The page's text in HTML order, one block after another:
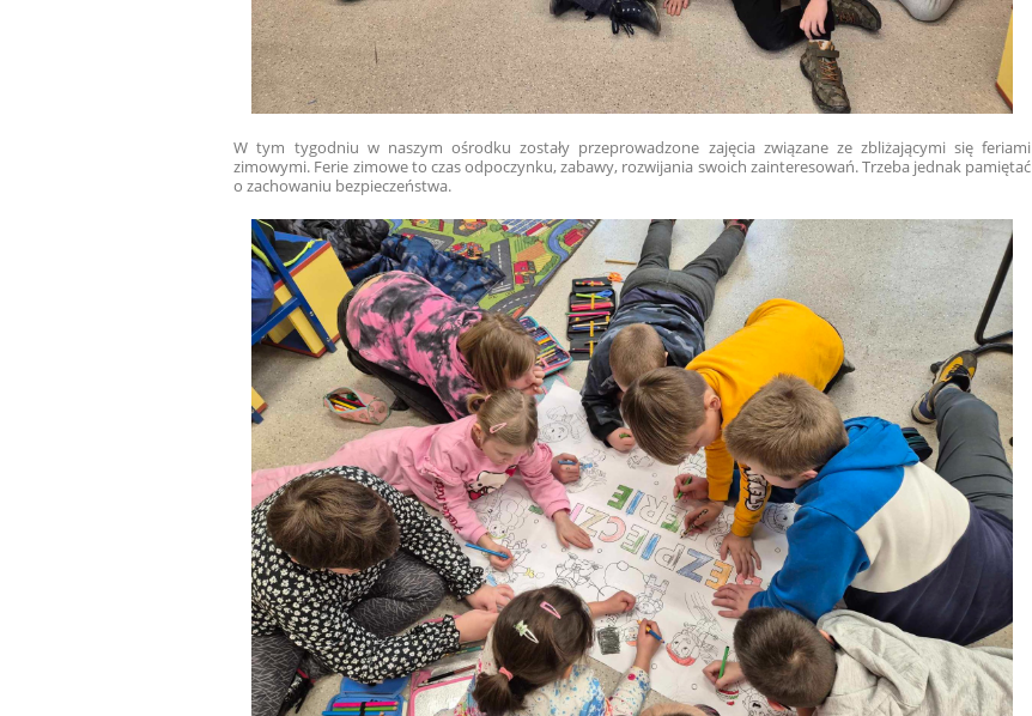
W tym tygodniu w naszym ośrodku zostały przeprowadzone zajęcia związane ze zbliżającymi się feriami
zimowymi. Ferie zimowe to czas odpoczynku, zabawy, rozwijania swoich zainteresowań. Trzeba jednak pamiętać
o zachowaniu bezpieczeństwa.